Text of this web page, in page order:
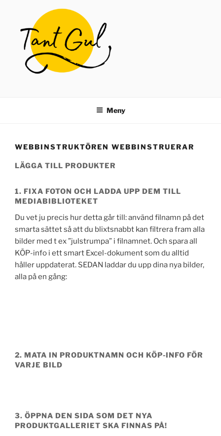
innehåll
Meny
WEBBINSTRUKTÖREN WEBBINSTRUERAR
LÄGGA TILL PRODUKTER
1. FIXA FOTON OCH LADDA UPP DEM TILL
MEDIABIBLIOTEKET
Du vet ju precis hur detta går till: använd filnamn på det
smarta sättet så att du blixtsnabbt kan filtrera fram alla
bilder med t ex ”julstrumpa” i filnamnet. Och spara all
KÖP-info i ett smart Excel-dokument som du alltid
håller uppdaterat. SEDAN laddar du upp dina nya bilder,
alla på en gång:
2. MATA IN PRODUKTNAMN OCH KÖP-INFO FÖR
VARJE BILD
3. ÖPPNA DEN SIDA SOM DET NYA
PRODUKTGALLERIET SKA FINNAS PÅ!